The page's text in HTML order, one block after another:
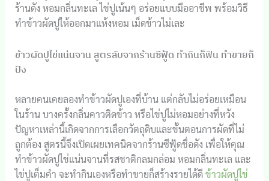
ร้านดัง หอมกลิ่นทะเล ไข่ปูเน้นๆ อร่อยแบบมืออาชีพ พร้อมวิธี
ทำข้าวผัดปูให้ออกมาแห้งหอม เม็ดข้าวไม่เละ
ข้าวผัดปูไข่แน่นจาน สูตรลับจากร้านซีฟู้ด ทำกินก็ฟิน ทำขายก็
ปัง
หลายคนเคยลองทำข้าวผัดปูเองที่บ้าน แต่กลับไม่อร่อยเหมือน
ในร้าน บางครั้งกลิ่นคาวติดข้าว หรือไข่ปูไม่หอมอย่างที่หวัง
ปัญหาเหล่านี้เกิดจากการเลือกวัตถุดิบและขั้นตอนการผัดที่ไม่
ถูกต้อง สูตรนี้จึงเปิดเผยเทคนิคจากร้านซีฟู้ดชื่อดัง เพื่อให้คุณ
ทำข้าวผัดปูไข่แน่นจานที่รสชาติกลมกล่อม หอมกลิ่นทะเล และ
ไข่ปูเต็มคำ จะทำกินเองหรือทำขายก็สร้างรายได้ดีข้าวผัดปูไข่